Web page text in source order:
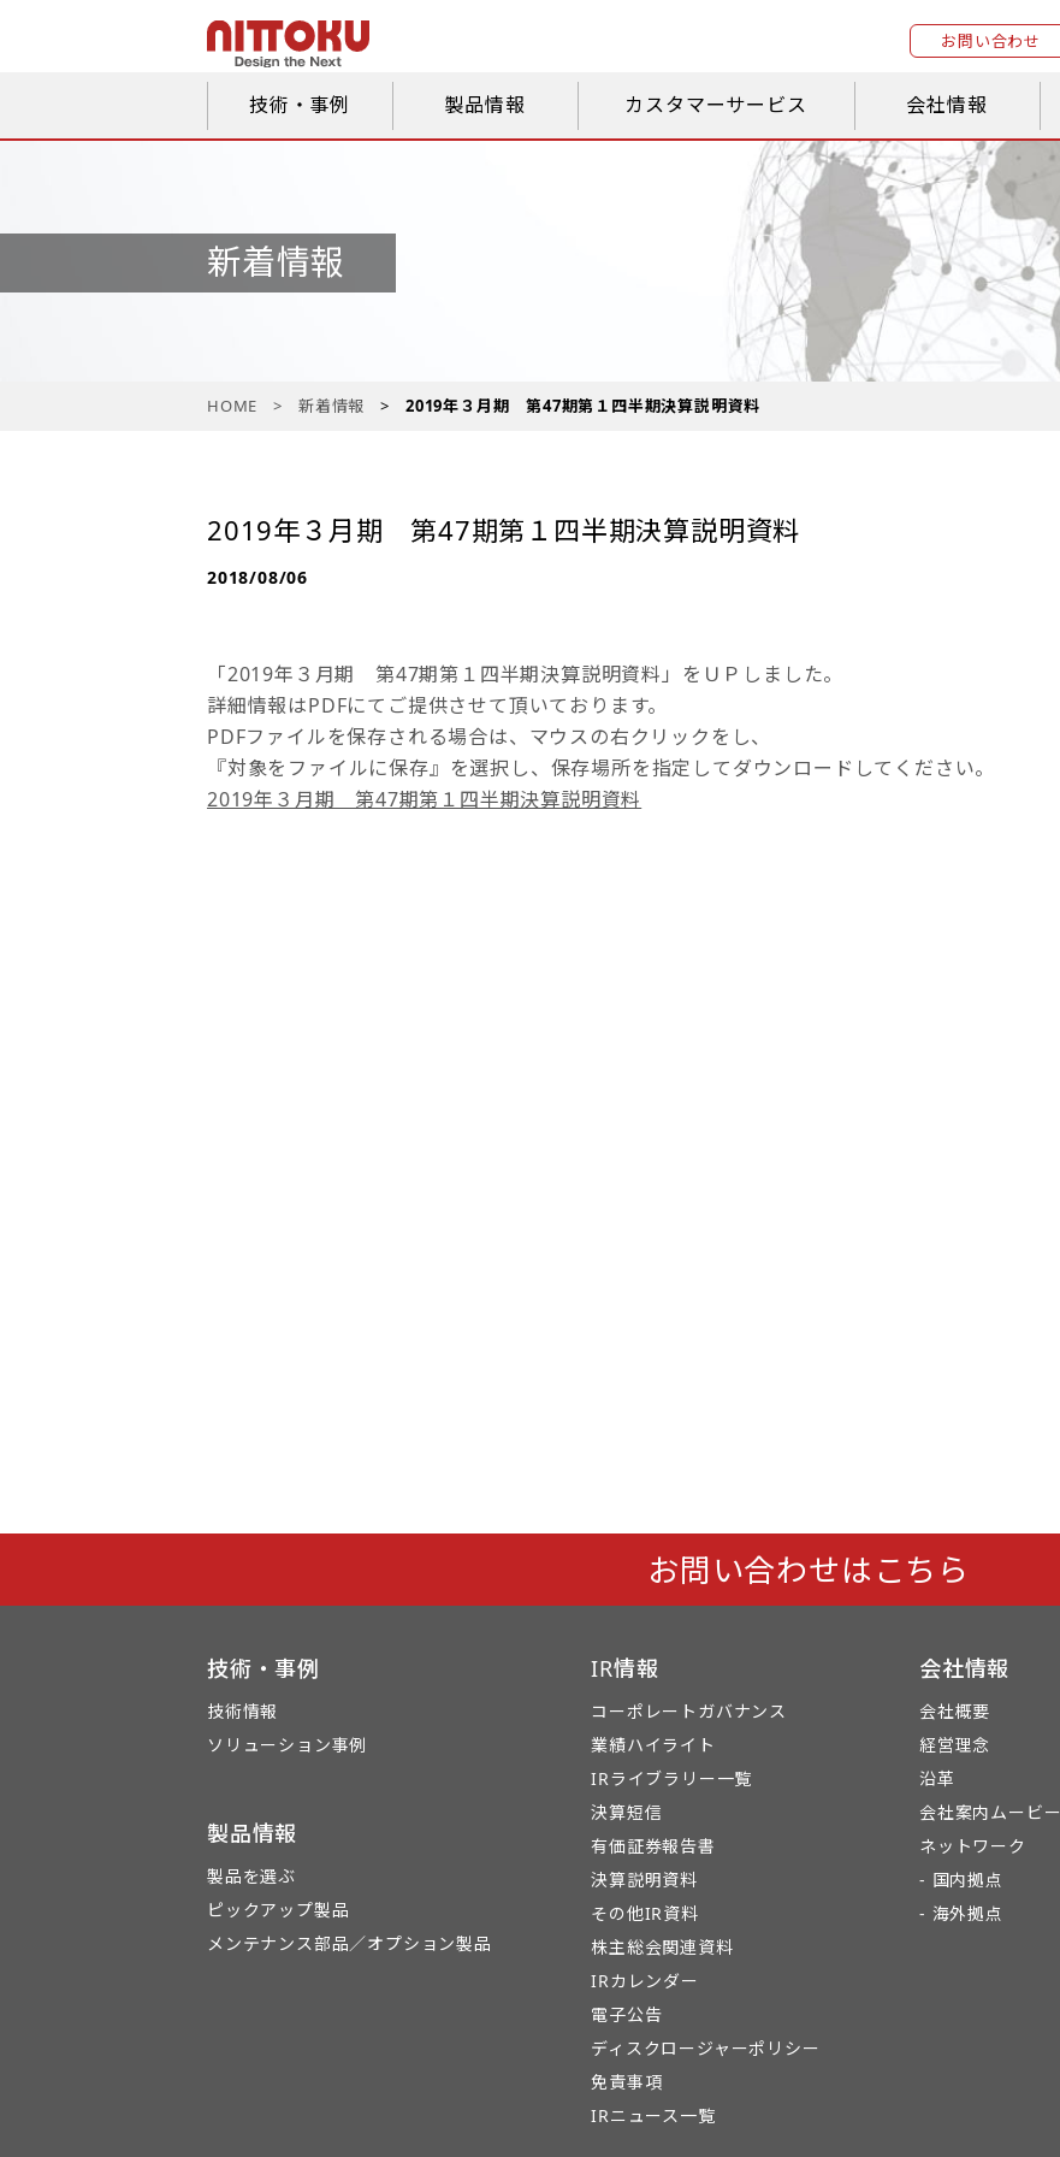
お問い合わせ
技術・事例 製品情報 カスタマーサービス 会社情報
新着情報
HOME 新着情報 2019年３月期 第47期第１四半期決算説明資料
2019年３月期 第47期第１四半期決算説明資料
2018/08/06
「2019年３月期 第47期第１四半期決算説明資料」をＵＰしました。
詳細情報はPDFにてご提供させて頂いております。
PDFファイルを保存される場合は、マウスの右クリックをし、
『対象をファイルに保存』を選択し、保存場所を指定してダウンロードしてください。
2019年３月期 第47期第１四半期決算説明資料
お問い合わせはこちら
技術・事例
技術情報
ソリューション事例
製品情報
製品を選ぶ
ピックアップ製品
メンテナンス部品／オプション製品
IR情報
コーポレートガバナンス
業績ハイライト
IRライブラリー一覧
決算短信
有価証券報告書
決算説明資料
その他IR資料
株主総会関連資料
IRカレンダー
電子公告
ディスクロージャーポリシー
免責事項
IRニュース一覧
会社情報
会社概要
経営理念
沿革
会社案内ムービー
ネットワーク
- 国内拠点
- 海外拠点